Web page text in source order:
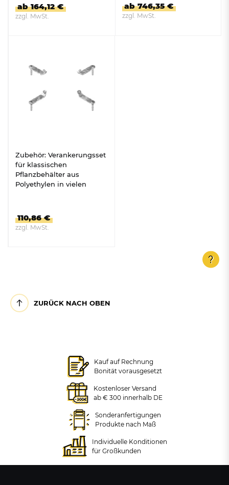
ab 164,12 €
zzgl. MwSt.
ab 746,35 €
zzgl. MwSt.
Zubehör: Verankerungsset
für klassischen
Pflanzbehälter aus
Polyethylen in vielen
110,86 €
zzgl. MwSt.
ZURÜCK NACH OBEN
Kauf auf Rechnung
Bonität vorausgesetzt
Kostenloser Versand
ab € 300 innerhalb DE
Sonderanfertigungen
Produkte nach Maß
Individuelle Konditionen
für Großkunden